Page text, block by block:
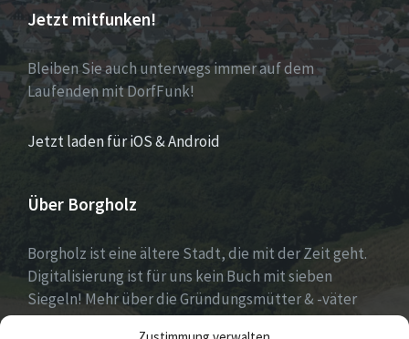
Jetzt mitfunken!
Bleiben Sie auch unterwegs immer auf dem
Laufenden mit DorfFunk!
Jetzt laden für iOS & Android
Über Borgholz
Borgholz ist eine ältere Stadt, die mit der Zeit geht.
Digitalisierung ist für uns kein Buch mit sieben
Siegeln! Mehr über die Gründungsmütter & -väter
gibt es unterDorfwerkstattund